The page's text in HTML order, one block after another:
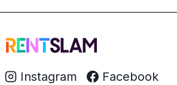
Instagram Facebook